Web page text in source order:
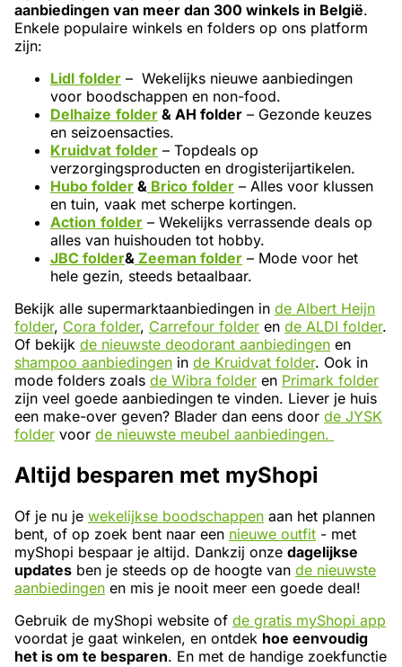
aanbiedingen van meer dan 300 winkels in België.
Enkele populaire winkels en folders op ons platform
zijn:
Lidl folder – Wekelijks nieuwe aanbiedingen
voor boodschappen en non-food.
Delhaize folder & AH folder – Gezonde keuzes
en seizoensacties.
Kruidvat folder – Topdeals op
verzorgingsproducten en drogisterijartikelen.
Hubo folder & Brico folder – Alles voor klussen
en tuin, vaak met scherpe kortingen.
Action folder – Wekelijks verrassende deals op
alles van huishouden tot hobby.
JBC folder& Zeeman folder – Mode voor het
hele gezin, steeds betaalbaar.
Bekijk alle supermarktaanbiedingen in de Albert Heijn
folder, Cora folder, Carrefour folder en de ALDI folder.
Of bekijk de nieuwste deodorant aanbiedingen en
shampoo aanbiedingen in de Kruidvat folder. Ook in
mode folders zoals de Wibra folder en Primark folder
zijn veel goede aanbiedingen te vinden. Liever je huis
een make-over geven? Blader dan eens door de JYSK
folder voor de nieuwste meubel aanbiedingen.
Altijd besparen met myShopi
Of je nu je wekelijkse boodschappen aan het plannen
bent, of op zoek bent naar een nieuwe outfit - met
myShopi bespaar je altijd. Dankzij onze dagelijkse
updates ben je steeds op de hoogte van de nieuwste
aanbiedingen en mis je nooit meer een goede deal!
Gebruik de myShopi website of de gratis myShopi app
voordat je gaat winkelen, en ontdek hoe eenvoudig
het is om te besparen. En met de handige zoekfunctie